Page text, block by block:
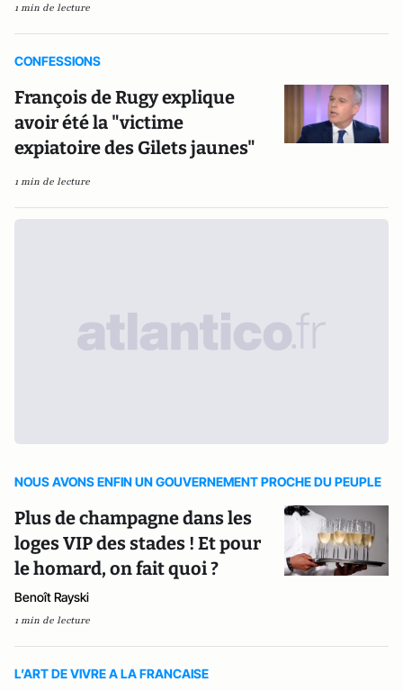
1 min de lecture
CONFESSIONS
François de Rugy explique
avoir été la "victime
expiatoire des Gilets jaunes"
1 min de lecture
NOUS AVONS ENFIN UN GOUVERNEMENT PROCHE DU PEUPLE
Plus de champagne dans les
loges VIP des stades ! Et pour
le homard, on fait quoi ?
Benoît Rayski
1 min de lecture
L’ART DE VIVRE A LA FRANCAISE